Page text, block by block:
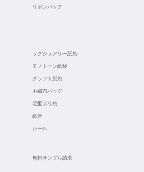
リボンバッグ
ラグジュアリー紙袋
モノトーン紙袋
クラフト紙袋
不織布バッグ
宅配ポリ袋
紙管
シール
無料サンプル請求